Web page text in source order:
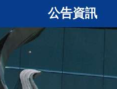
公告資訊